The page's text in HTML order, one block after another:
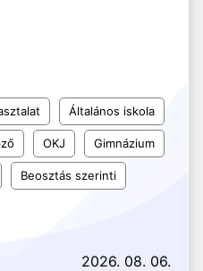
Általános iskola
OKJ Gimnázium
Beosztás szerinti
2026. 08. 06.